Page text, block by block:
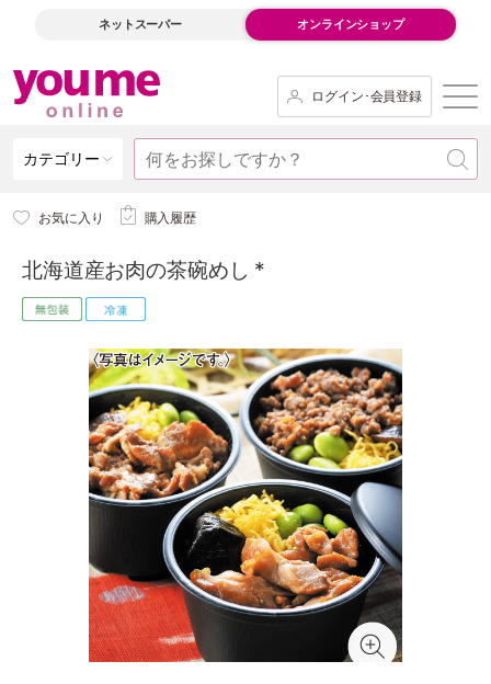
ネットスーパー オンラインショップ
ログイン･会員登録
カテゴリー
お気に入り 購入履歴
北海道産お肉の茶碗めし *